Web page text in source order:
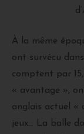
À la même
ont survécu
comptent par
« avantage »,
anglais actuel «
jeux… La balle